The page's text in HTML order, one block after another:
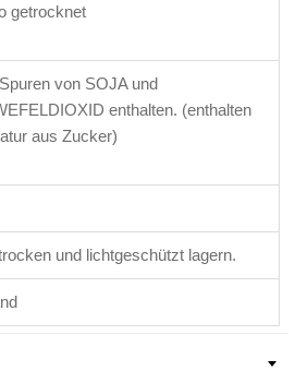
getrocknet
von SOJA und
enthalten. (enthalten
aus Zucker)
und lichtgeschützt lagern.